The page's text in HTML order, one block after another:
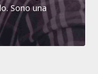
Sono una